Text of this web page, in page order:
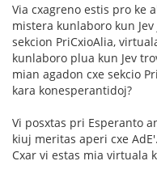
Via cxagreno estis pro ke
mistera kunlaboro kun
sekcion PriCxioAlia,
kunlaboro plua kun Jev
mian agadon cxe sekcio
kara konesperantidoj?
Vi posxtas pri Esperanto
kiuj meritas aperi cxe
Cxar vi estas mia virtuala